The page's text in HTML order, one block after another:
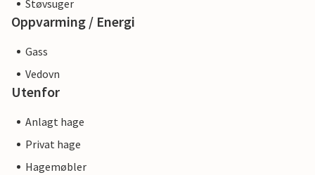
Støvsuger
Oppvarming / Energi
Gass
Vedovn
Utenfor
Anlagt hage
Privat hage
Hagemøbler